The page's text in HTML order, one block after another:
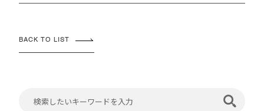
BACK TO LIST